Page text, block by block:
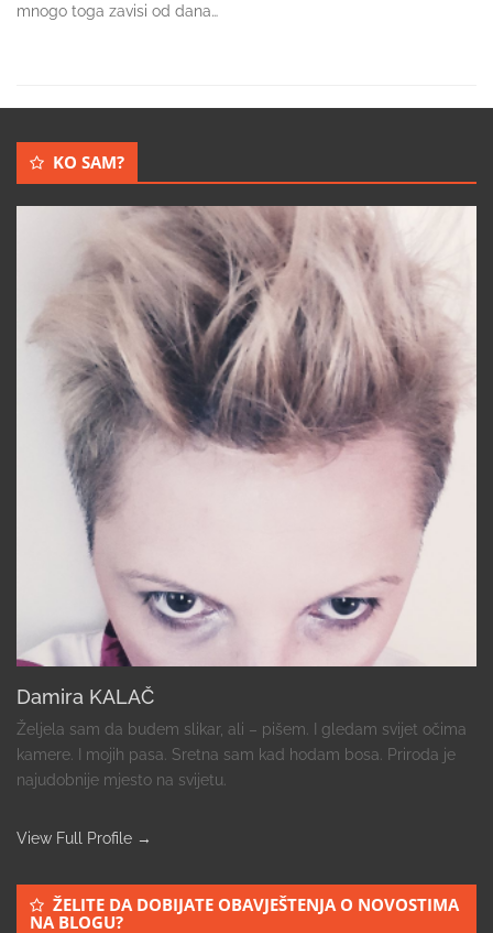
mnogo toga zavisi od dana…
KO SAM?
Damira KALAČ
Željela sam da budem slikar, ali – pišem. I gledam svijet očima
kamere. I mojih pasa. Sretna sam kad hodam bosa. Priroda je
najudobnije mjesto na svijetu.
View Full Profile →
ŽELITE DA DOBIJATE OBAVJEŠTENJA O NOVOSTIMA
NA BLOGU?